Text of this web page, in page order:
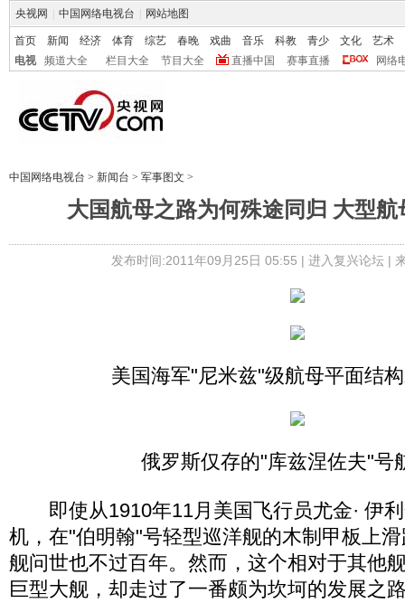
央视网 中国网络电视台 网站地图
首页 新闻 经济 体育 综艺 春晚 戏曲 音乐 科教 青少 文化
艺术
电视
频道大全 栏目大全 节目大全 直播中国 赛事直播 网络
中国网络电视台 > 新闻台 > 军事图文 >
大国航母之路为何殊途同归 大型航
发布时间:2011年09月25日 05:55 | 进入复兴论坛|
美国海军"尼米兹"级航母平面结
俄罗斯仅存的"库兹涅佐夫"号
即使从1910年11月美国飞行员尤金· 伊
机，在"伯明翰"号轻型巡洋舰的木制甲板上
舰问世也不过百年。然而，这个相对于其他
巨型大舰，却走过了一番颇为坎坷的发展之